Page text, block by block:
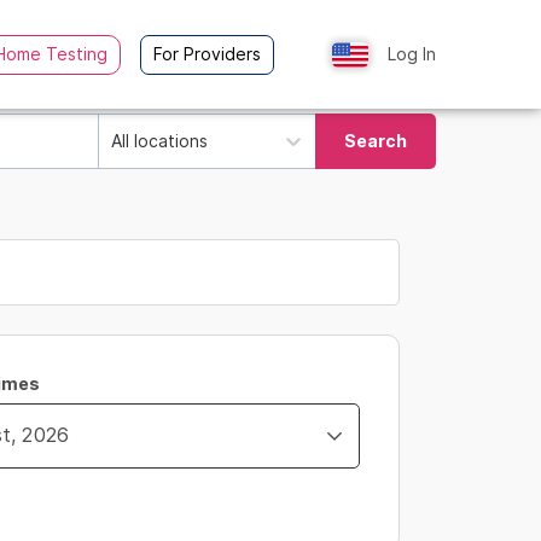
Testing For Providers Log In
All locations Search